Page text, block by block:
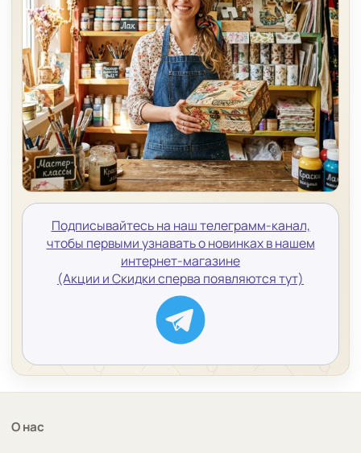
Подписывайтесь на наш телеграмм-канал,
чтобы первыми узнавать о новинках в нашем
интернет-магазине
(Акции и Скидки сперва появляются тут)
О нас